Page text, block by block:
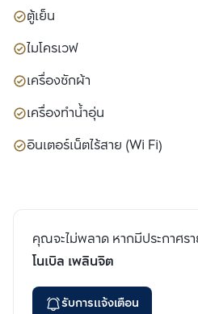
ตู้เย็น
ไมโครเวฟ
เครื่องซักผ้า
เครื่องทำน้ำอุ่น
อินเตอร์เน็ตไร้สาย (Wi Fi)
คุณจะไม่พลาด หากมีประกาศรา
โนเบิล เพลินจิต
รับการแจ้งเตือน